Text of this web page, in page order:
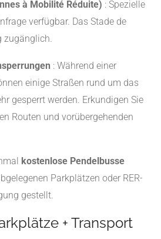
à Mobilité Réduite) : Spezielle
verfügbar. Das Stade de
zugänglich.
: Während einer
einige Straßen rund um das
gesperrt werden. Erkundigen Sie
Routen und vorübergehenden
kostenlose Pendelbusse
Parkplätzen oder RER-
gestellt.
+ Transport